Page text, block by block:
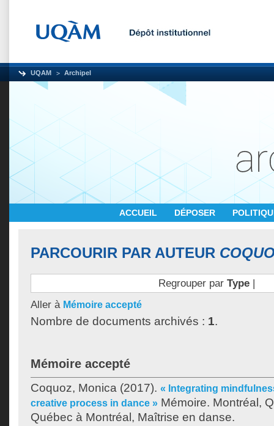
UQAM Archipel
ACCUEIL DÉPOSER
PARCOURIR PAR AUTEUR
Regrouper par Type|
Aller à Mémoire accepté
Nombre de documents archivés : 1.
Mémoire accepté
Coquoz, Monica (2017). « Integrating
creative process in dance » Mémoire. Montréal,
Québec à Montréal, Maîtrise en danse.